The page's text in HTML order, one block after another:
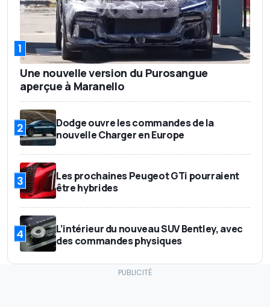
1
Une nouvelle version du Purosangue
aperçue à Maranello
2
Dodge ouvre les commandes de la
nouvelle Charger en Europe
3
Les prochaines Peugeot GTi pourraient
être hybrides
4
L’intérieur du nouveau SUV Bentley, avec
des commandes physiques